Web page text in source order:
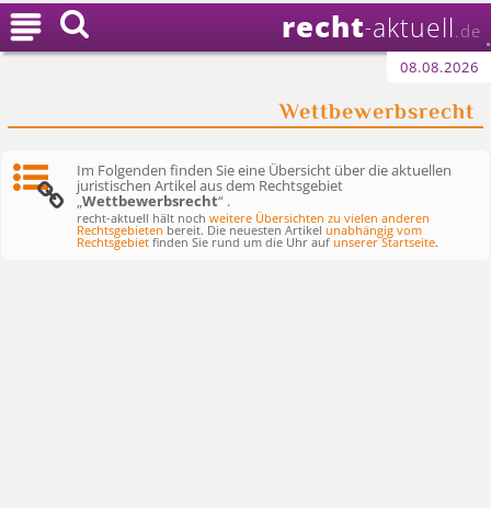
recht-aktuell .de
08.08.2026
Wettbewerbsrecht

Im Folgenden finden Sie eine Übersicht über die aktuellen
juristischen Artikel aus dem Rechtsgebiet
„Wettbewerbsrecht“ .
recht-aktuell hält nochweitere Übersichten zu vielen anderen
Rechtsgebieten bereit. Die neuesten Artikelunabhängig vom
Rechtsgebiet finden Sie rund um die Uhr aufunserer Startseite.